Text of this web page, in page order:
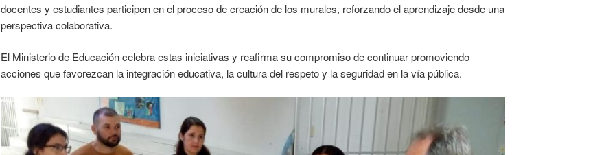
docentes y estudiantes participen en el proceso de creación de los murales, reforzando el aprendizaje desde una
perspectiva colaborativa.
El Ministerio de Educación celebra estas iniciativas y reafirma su compromiso de continuar promoviendo
acciones que favorezcan la integración educativa, la cultura del respeto y la seguridad en la vía pública.